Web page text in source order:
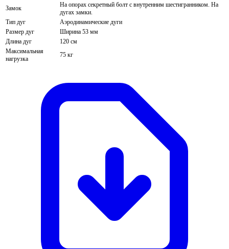
Замок
На опорах секретный болт с внутренним шестигранником. На
дугах замки.
Тип дуг
Аэродинамические дуги
Размер дуг
Ширина 53 мм
Длина дуг
120 см
Максимальная
нагрузка
75 кг